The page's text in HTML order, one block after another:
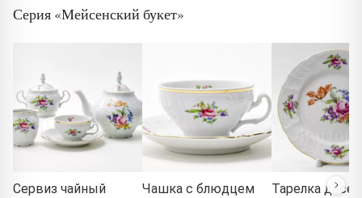
Серия «Мейсенский букет»
Сервиз чайный
Чашка с блюдцем
Тарелка